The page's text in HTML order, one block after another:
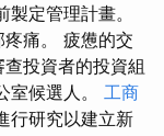
定管理計畫。
痛。 疲憊的交
投資者的投資組
室候選人。 工商
行研究以建立新